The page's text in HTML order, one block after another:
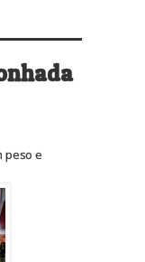
peso e